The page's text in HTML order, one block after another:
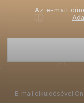
Az e-mail